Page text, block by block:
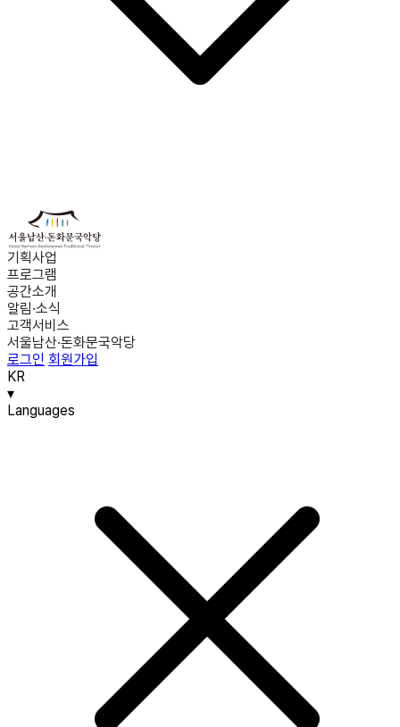
기획사업
프로그램
공간소개
알림·소식
고객서비스
서울남산·돈화문국악당
로그인 회원가입
KR
▾
Languages